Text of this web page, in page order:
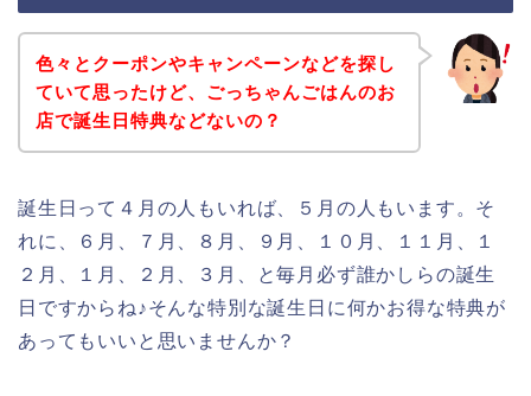
色々とクーポンやキャンペーンなどを探し
ていて思ったけど、ごっちゃんごはんのお
店で誕生日特典などないの？
誕生日って４月の人もいれば、５月の人もいます。そ
れに、６月、７月、８月、９月、１０月、１１月、１
２月、１月、２月、３月、と毎月必ず誰かしらの誕生
日ですからね♪そんな特別な誕生日に何かお得な特典が
あってもいいと思いませんか？